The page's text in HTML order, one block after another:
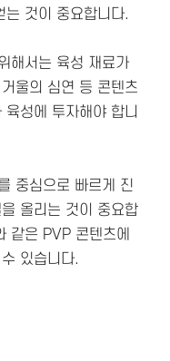
는 것이 중요합니다​.
해서는 육성 재료가
울의 심연 등 콘텐츠
성에 투자해야 합니
중심으로 빠르게 진
올리는 것이 중요합
같은 PVP 콘텐츠에
있습니다.